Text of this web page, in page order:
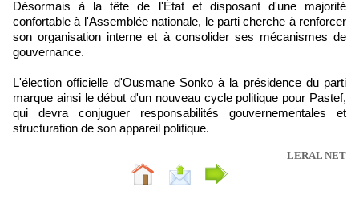
Désormais à la tête de l'État et disposant d'une majorité
confortable à l'Assemblée nationale, le parti cherche à renforcer
son organisation interne et à consolider ses mécanismes de
gouvernance.
L'élection officielle d'Ousmane Sonko à la présidence du parti
marque ainsi le début d'un nouveau cycle politique pour Pastef,
qui devra conjuguer responsabilités gouvernementales et
structuration de son appareil politique.
LERAL NET